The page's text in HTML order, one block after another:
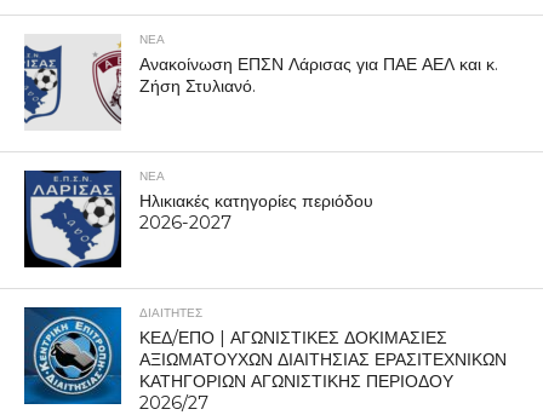
ΝΕΑ
Ανακοίνωση ΕΠΣΝ Λάρισας για ΠΑΕ ΑΕΛ και κ.
Ζήση Στυλιανό.
ΝΕΑ
Ηλικιακές κατηγορίες περιόδου
2026-2027
ΔΙΑΙΤΗΤΕΣ
ΚΕΔ/ΕΠΟ | ΑΓΩΝΙΣΤΙΚΕΣ ΔΟΚΙΜΑΣΙΕΣ
ΑΞΙΩΜΑΤΟΥΧΩΝ ΔΙΑΙΤΗΣΙΑΣ ΕΡΑΣΙΤΕΧΝΙΚΩΝ
ΚΑΤΗΓΟΡΙΩΝ ΑΓΩΝΙΣΤΙΚΗΣ ΠΕΡΙΟΔΟΥ
2026/27